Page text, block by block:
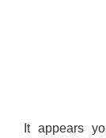
It appears